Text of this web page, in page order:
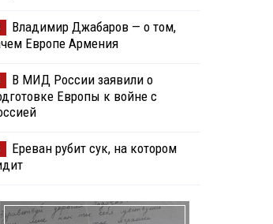
Владимир Джабаров — о том,
Европе Армения
В МИД России заявили о
Европы к войне с
Ереван рубит сук, на котором